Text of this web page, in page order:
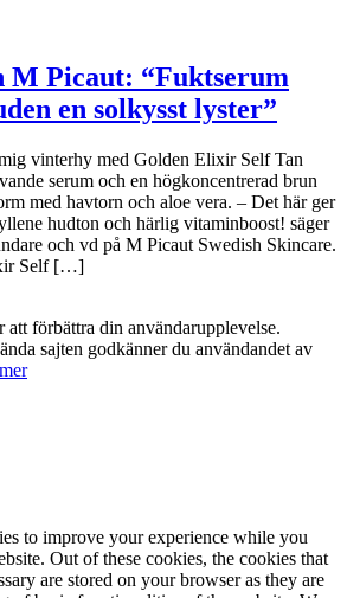
M Picaut: “Fuktserum
en solkysst lyster”
vinterhy med Golden Elixir Self Tan
serum och en högkoncentrerad brun
med havtorn och aloe vera. – Det här ger
hudton och härlig vitaminboost! säger
och vd på M Picaut Swedish Skincare.
Self […]
förbättra din användarupplevelse.
sajten godkänner du användandet av
to improve your experience while you
Out of these cookies, the cookies that
are stored on your browser as they are